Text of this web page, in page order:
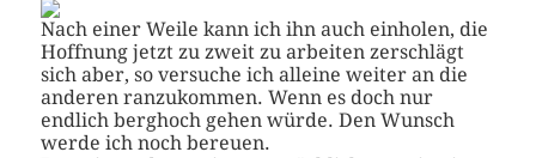
Nach einer Weile kann ich ihn auch einholen, die
Hoffnung jetzt zu zweit zu arbeiten zerschlägt
sich aber, so versuche ich alleine weiter an die
anderen ranzukommen. Wenn es doch nur
endlich berghoch gehen würde. Den Wunsch
werde ich noch bereuen.